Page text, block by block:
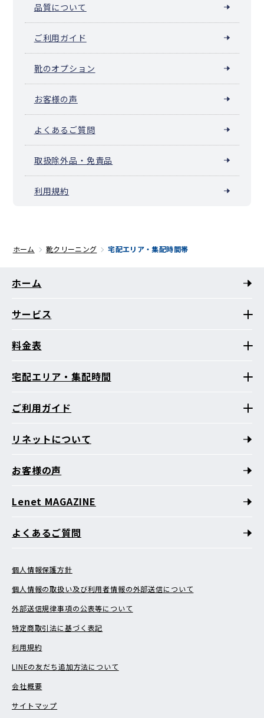
品質について
ご利用ガイド
靴のオプション
お客様の声
よくあるご質問
取扱除外品・免責品
利用規約
ホーム 靴クリーニング 宅配エリア・集配時間帯
ホーム
サービス
料金表
宅配エリア・集配時間
ご利用ガイド
リネットについて
お客様の声
Lenet MAGAZINE
よくあるご質問
個人情報保護方針
個人情報の取扱い及び利用者情報の外部送信について
外部送信規律事項の公表等について
特定商取引法に基づく表記
利用規約
LINEの友だち追加方法について
会社概要
サイトマップ